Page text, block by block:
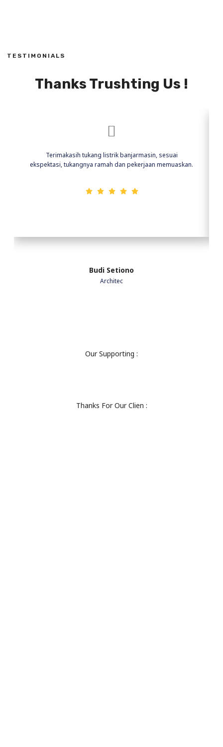
TESTIMONIALS
Thanks Trushting Us !
Budi Setiono
Architec
Terimakasih tukang listrik banjarmasin, sesuai
ekspektasi, tukangnya ramah dan pekerjaan memuaskan.
Our Supporting :
Thanks For Our Clien :